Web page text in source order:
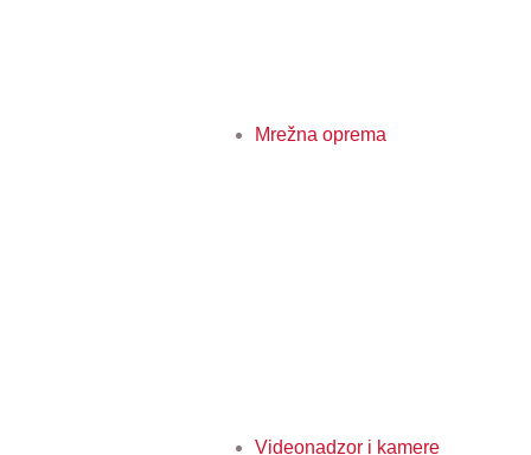
Mrežna oprema
Videonadzor i kamere